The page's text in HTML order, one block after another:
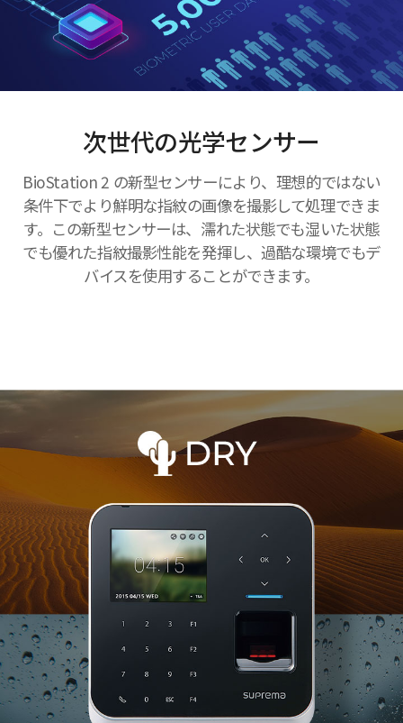
次世代の光学センサー
BioStation 2 の新型センサーにより、理想的ではない
条件下でより鮮明な指紋の画像を撮影して処理できま
す。この新型センサーは、濡れた状態でも湿いた状態
でも優れた指紋撮影性能を発揮し、過酷な環境でもデ
バイスを使用することができます。